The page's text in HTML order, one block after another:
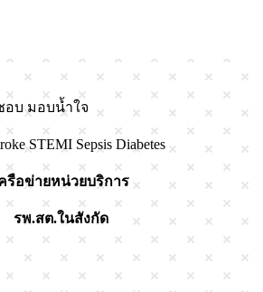
บ มอบน้ำใจ
STEMI Sepsis Diabetes
รือข่ายหน่วยบริการ
รพ.สต.ในสังกัด